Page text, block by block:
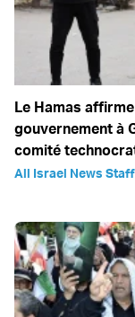
Le Hamas
gouvernement à
comité
All Israel News Staff